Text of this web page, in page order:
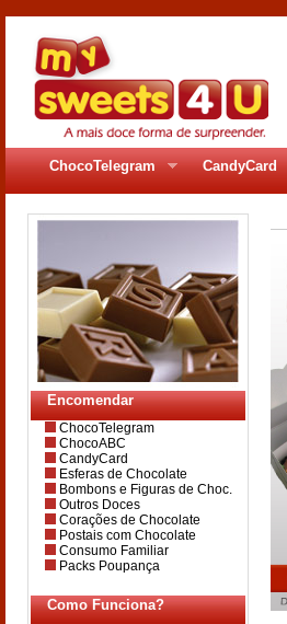
ChocoTelegram CandyCard
Encomendar
ChocoTelegram
ChocoABC
CandyCard
Esferas de Chocolate
Bombons e Figuras de Choc.
Outros Doces
Corações de Chocolate
Postais com Chocolate
Consumo Familiar
Packs Poupança
Como Funciona?